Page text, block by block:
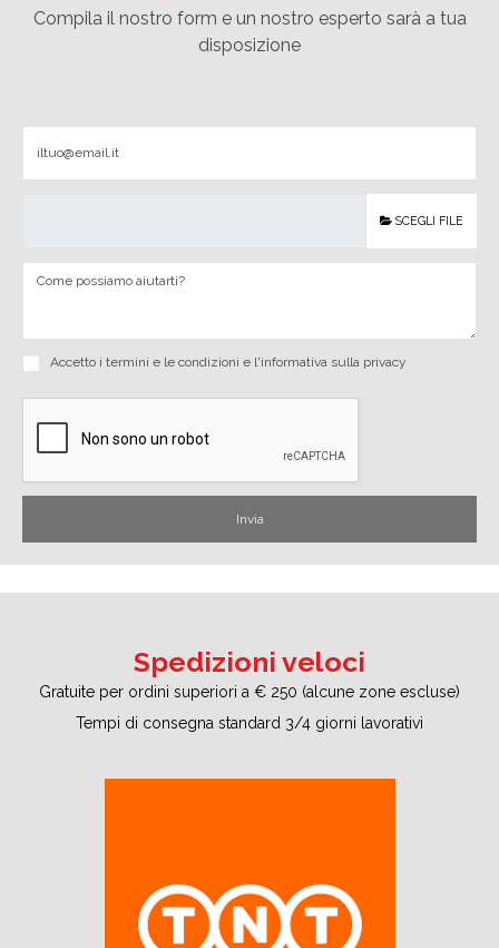
Compila il nostro form e un nostro esperto sarà a tua
disposizione
SCEGLI FILE
Accetto i termini e le condizioni e l'informativa sulla privacy
Spedizioni veloci
Gratuite per ordini superiori a € 250 (alcune zone escluse)
Tempi di consegna standard 3/4 giorni lavorativi